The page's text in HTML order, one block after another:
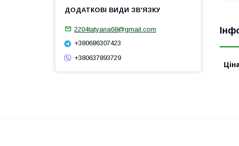
2204tatyana68@gmail.com
+380686307423
+380637893729